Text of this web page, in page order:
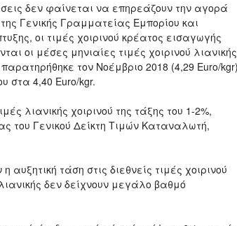
δεν φαίνεται να επηρεάζουν την αγορά
Γενικής Γραμματείας Εμπορίου και
οι τιμές χοιρινού κρέατος εισαγωγής
οι μέσες μηνιαίες τιμές χοιρινού λιανικής
τον Νοέμβριο 2018 (4,29 Euro/
στα 4,40 Euro/kgr.
λιανικής χοιρινού της τάξης του 1-2%,
του Γενικού Δείκτη Τιμών Καταναλωτή,
τάση στις διεθνείς τιμές χοιρινού
δεν δείχνουν μεγάλο βαθμό